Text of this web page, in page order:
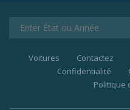
Voitures Contactez
Confidentialité
Politique